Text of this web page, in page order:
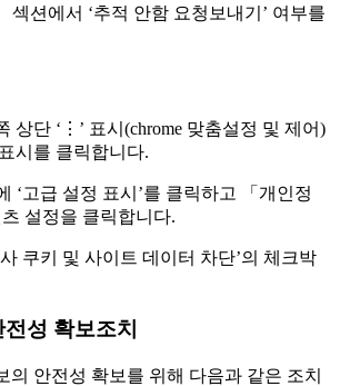
섹션에서 ‘추적 안함 요청보내기’ 여부를
상단 ‘⋮’ 표시(chrome 맞춤설정 및 제어)
시를 클릭합니다.
‘고급 설정 표시’를 클릭하고 「개인정
설정을 클릭합니다.
쿠키 및 사이트 데이터 차단’의 체크박
성 확보조치
의 안전성 확보를 위해 다음과 같은 조치